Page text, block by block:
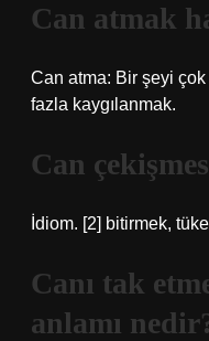
Can atmak
Can atma: Bir şeyi
fazla kaygılanmak.
Can
İdiom. [2] bitirmek,
Canı tak
anlamı